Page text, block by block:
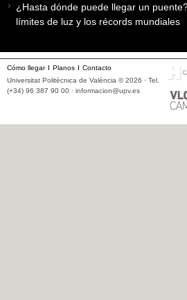
¿Hasta dónde puede llegar un
límites de luz y los récords mundiales
Cómo llegar Planos
Contacto
Universitat Politècnica de València © 2026 · Tel.
(+34) 96 387 90 00 · informacion@upv.es